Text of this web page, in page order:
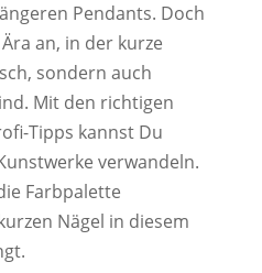
Pendants. Doch
an, in der kurze
sondern auch
Mit den richtigen
Tipps kannst Du
verwandeln.
Farbpalette
Nägel in diesem